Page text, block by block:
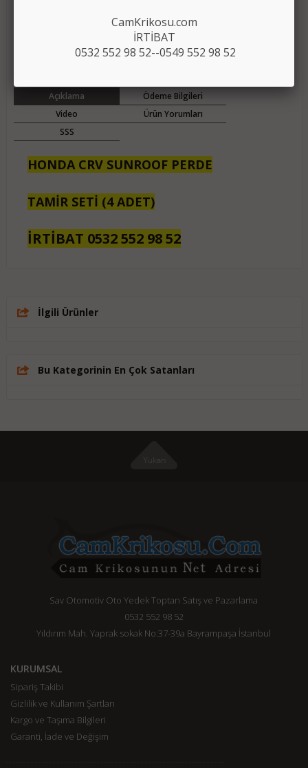
Aklımdakiler listesine ekle
Açıklama
Ödeme Bilgileri
Video
Ürün Yorumları
SSS
HONDA CRV SUNROOF PERDE
TAMİR SETİ (4 ADET)
İRTİBAT 0532 552 98 52
İlgili Ürünler
Bu Kategorinin En Çok Satanları
Sav Otomotiv Oto Yedek Toptan Satış ve Pazarlama
0532 552 98 52
Yıldırım Mah. Yaprak sokak No:37-39a Bayrampaşa İstanbul
KURUMSAL
Sipariş Takibi
Gizlilik ve Kullanım Şartları
Kargo ve Taşıma Bilgileri
Garanti, İade ve Değişim
CamKrikosu.com
İRTİBAT
0532 552 98 52--0549 552 98 52